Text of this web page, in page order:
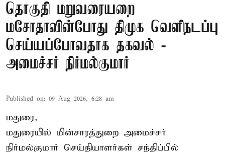
தொகுதி மறுவரையறை
மசோதாவின்போது திமுக வெளிநடப்பு
செய்யப்போவதாக தகவல் -
அமைச்சர் நிர்மல்குமார்
Published on: 09 Aug 2026, 6:28 am
மதுரை,
மதுரையில் மின்சாரத்துறை அமைச்சர்
நிர்மல்குமார் செய்தியாளர்கள் சந்திப்பில்